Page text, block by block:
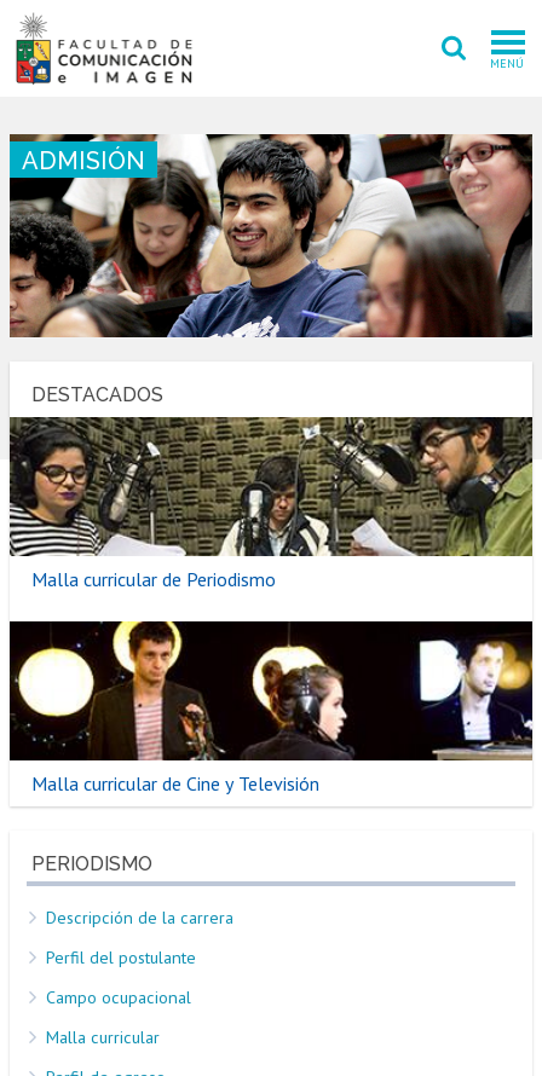
MENÚ
PREGRADO
POSTGRADO
INVESTIGACIÓN CREACIÓN
EXTENSIÓN
ADMISIÓN
PERIODISMO CINE Y TV
Estudiantes Académicos Egresados
ADMISIÓN
DESTACADOS
Malla curricular de Periodismo
Malla curricular de Cine y Televisión
PERIODISMO
Descripción de la carrera
Perfil del postulante
Campo ocupacional
Malla curricular